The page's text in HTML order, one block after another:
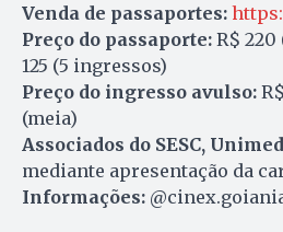
Venda de passaportes:
Preço do passaporte: R$ 220
125 (5 ingressos)
Preço do ingresso avulso:
(meia)
Associados do SESC,
mediante apresentação da
Informações: